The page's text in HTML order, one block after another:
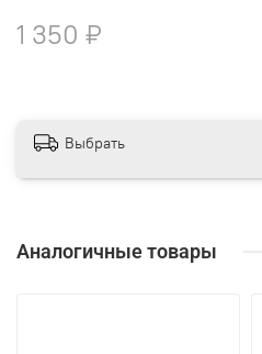
1 350 ₽
Выбрать
Аналогичные товары